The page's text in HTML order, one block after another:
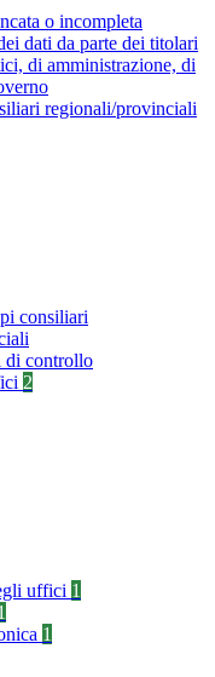
o incompleta
dati da parte dei titolari
di amministrazione, di
regionali/provinciali
consiliari
di controllo
2
uffici 1
1